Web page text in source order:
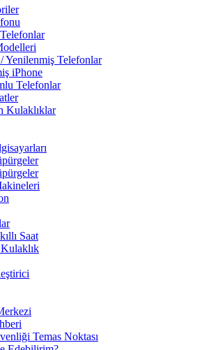
Yenilenmiş Telefonlar
iPhone
Telefonlar
Kulaklıklar
Saat
Temas Noktası